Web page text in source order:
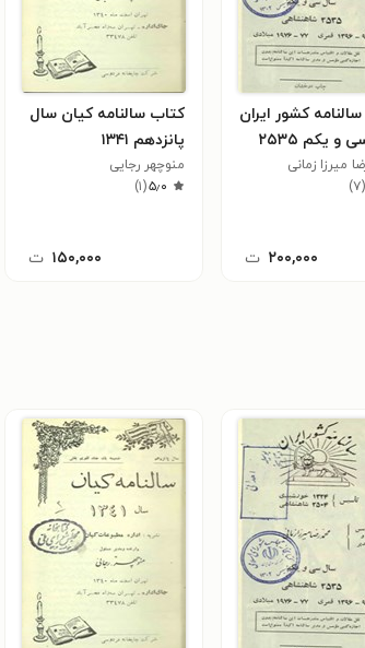
کشور ایران
یکم ۲۵۳۵
میرزا زمانی
(۷)
۲۰۰,۰۰۰ ت
کتاب سالنامه کیان سال
پانزدهم ۱۳۴۱
منوچهر رجایی
۵٫۰(۱)
۱۵۰,۰۰۰ ت